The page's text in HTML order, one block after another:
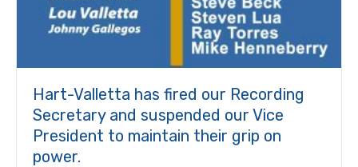
Hart-Valletta has fired our Recording
Secretary and suspended our Vice
President to maintain their grip on
power.